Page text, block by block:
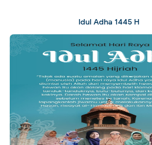
Idul Adha 1445 H